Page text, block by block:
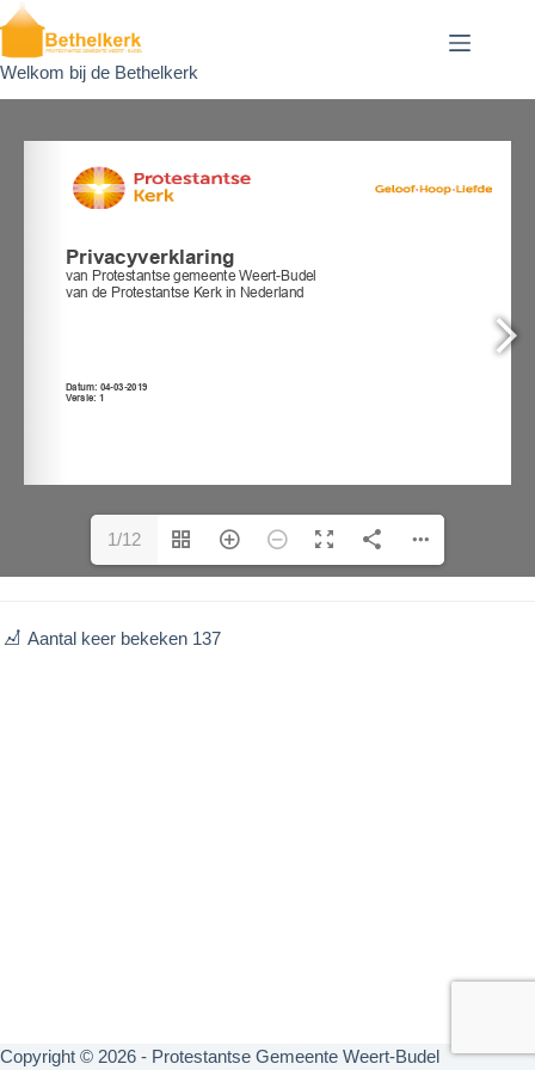
Ga
de
Welkom bij de Bethelkerk
1/12
Aantal keer bekeken 137
Copyright © 2026 - Protestantse Gemeente Weert-Budel